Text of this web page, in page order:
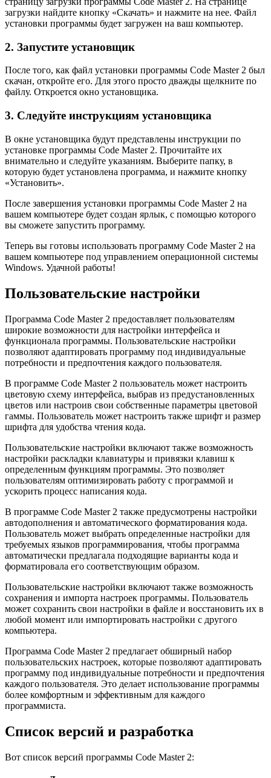
загрузки найдите кнопку «Скачать» и нажмите на нее. Файл
установки программы будет загружен на ваш компьютер.
2. Запустите установщик
После того, как файл установки программы Code Master 2 был
скачан, откройте его. Для этого просто дважды щелкните по
файлу. Откроется окно установщика.
3. Следуйте инструкциям установщика
В окне установщика будут представлены инструкции по
установке программы Code Master 2. Прочитайте их
внимательно и следуйте указаниям. Выберите папку, в
которую будет установлена программа, и нажмите кнопку
«Установить».
После завершения установки программы Code Master 2 на
вашем компьютере будет создан ярлык, с помощью которого
вы сможете запустить программу.
Теперь вы готовы использовать программу Code Master 2 на
вашем компьютере под управлением операционной системы
Windows. Удачной работы!
Пользовательские настройки
Программа Code Master 2 предоставляет пользователям
широкие возможности для настройки интерфейса и
функционала программы. Пользовательские настройки
позволяют адаптировать программу под индивидуальные
потребности и предпочтения каждого пользователя.
В программе Code Master 2 пользователь может настроить
цветовую схему интерфейса, выбрав из предустановленных
цветов или настроив свои собственные параметры цветовой
гаммы. Пользователь может настроить также шрифт и размер
шрифта для удобства чтения кода.
Пользовательские настройки включают также возможность
настройки раскладки клавиатуры и привязки клавиш к
определенным функциям программы. Это позволяет
пользователям оптимизировать работу с программой и
ускорить процесс написания кода.
В программе Code Master 2 также предусмотрены настройки
автодополнения и автоматического форматирования кода.
Пользователь может выбрать определенные настройки для
требуемых языков программирования, чтобы программа
автоматически предлагала подходящие варианты кода и
форматировала его соответствующим образом.
Пользовательские настройки включают также возможность
сохранения и импорта настроек программы. Пользователь
может сохранить свои настройки в файле и восстановить их в
любой момент или импортировать настройки с другого
компьютера.
Программа Code Master 2 предлагает обширный набор
пользовательских настроек, которые позволяют адаптировать
программу под индивидуальные потребности и предпочтения
каждого пользователя. Это делает использование программы
более комфортным и эффективным для каждого
программиста.
Список версий и разработка
Вот список версий программы Code Master 2: